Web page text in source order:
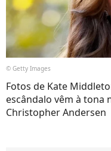
© Getty Images
Fotos de Kate
escândalo vêm à
Christopher Andersen